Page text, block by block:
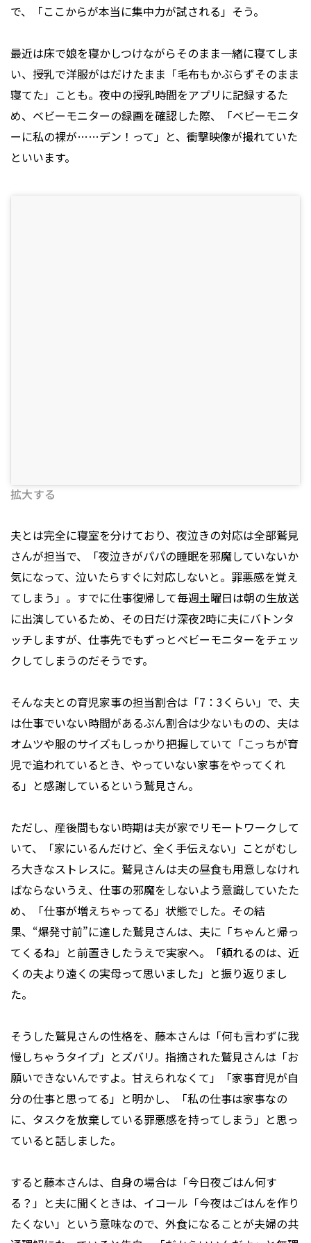
で、「ここからが本当に集中力が試される」そう。
最近は床で娘を寝かしつけながらそのまま一緒に寝てしま
い、授乳で洋服がはだけたまま「毛布もかぶらずそのまま
寝てた」ことも。夜中の授乳時間をアプリに記録するた
め、ベビーモニターの録画を確認した際、「ベビーモニタ
ーに私の裸が……デン！って」と、衝撃映像が撮れていた
といいます。
拡大する
夫とは完全に寝室を分けており、夜泣きの対応は全部鷲見
さんが担当で、「夜泣きがパパの睡眠を邪魔していないか
気になって、泣いたらすぐに対応しないと。罪悪感を覚え
てしまう」。すでに仕事復帰して毎週土曜日は朝の生放送
に出演しているため、その日だけ深夜2時に夫にバトンタ
ッチしますが、仕事先でもずっとベビーモニターをチェッ
クしてしまうのだそうです。
そんな夫との育児家事の担当割合は「7：3くらい」で、夫
は仕事でいない時間があるぶん割合は少ないものの、夫は
オムツや服のサイズもしっかり把握していて「こっちが育
児で追われているとき、やっていない家事をやってくれ
る」と感謝しているという鷲見さん。
ただし、産後間もない時期は夫が家でリモートワークして
いて、「家にいるんだけど、全く手伝えない」ことがむし
ろ大きなストレスに。鷲見さんは夫の昼食も用意しなけれ
ばならないうえ、仕事の邪魔をしないよう意識していたた
め、「仕事が増えちゃってる」状態でした。その結
果、“爆発寸前”に達した鷲見さんは、夫に「ちゃんと帰っ
てくるね」と前置きしたうえで実家へ。「頼れるのは、近
くの夫より遠くの実母って思いました」と振り返りまし
た。
そうした鷲見さんの性格を、藤本さんは「何も言わずに我
慢しちゃうタイプ」とズバリ。指摘された鷲見さんは「お
願いできないんですよ。甘えられなくて」「家事育児が自
分の仕事と思ってる」と明かし、「私の仕事は家事なの
に、タスクを放棄している罪悪感を持ってしまう」と思っ
ていると話しました。
すると藤本さんは、自身の場合は「今日夜ごはん何す
る？」と夫に聞くときは、イコール「今夜はごはんを作り
たくない」という意味なので、外食になることが夫婦の共